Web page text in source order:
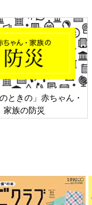
細木かおりさんの人生
相談